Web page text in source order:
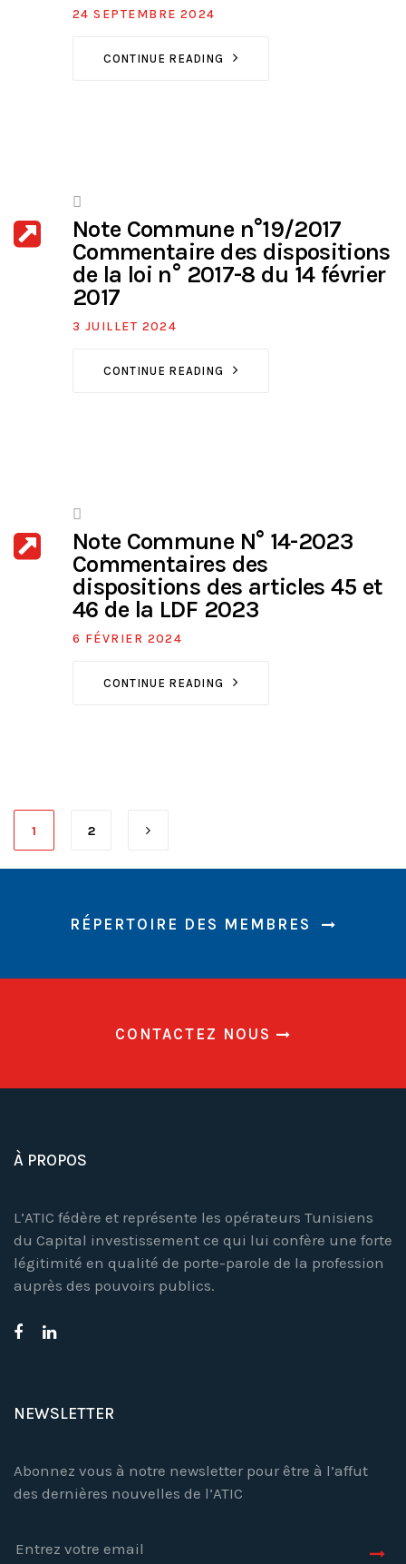
24 SEPTEMBRE 2024
CONTINUE READING
Note Commune n°19/2017
Commentaire des dispositions
de la loi n° 2017-8 du 14 février
2017
3 JUILLET 2024
CONTINUE READING
Note Commune N° 14-2023
Commentaires des
dispositions des articles 45 et
46 de la LDF 2023
6 FÉVRIER 2024
CONTINUE READING
1 2
RÉPERTOIRE DES MEMBRES
CONTACTEZ NOUS
À PROPOS
L’ATIC fédère et représente les opérateurs Tunisiens
du Capital investissement ce qui lui confère une forte
légitimité en qualité de porte-parole de la profession
auprès des pouvoirs publics.
NEWSLETTER
Abonnez vous à notre newsletter pour être à l’affut
des dernières nouvelles de l’ATIC